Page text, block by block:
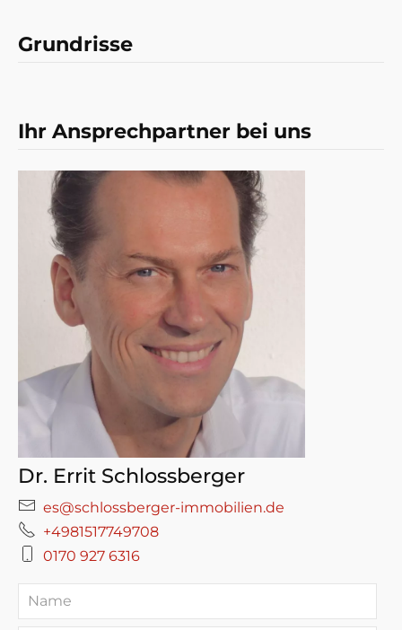
Grundrisse
Ihr Ansprechpartner bei uns
Dr. Errit Schlossberger
es@schlossberger-immobilien.de
+4981517749708
0170 927 6316